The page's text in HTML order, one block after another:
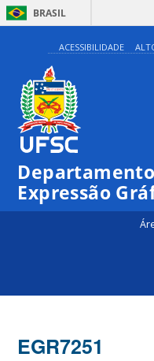
BRASIL
ACESSIBILIDADE
Expressão
EGR7251